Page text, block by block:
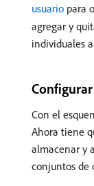
usuario para
agregar y
individuales
Con el
Ahora tiene
almacenar y
conjuntos de